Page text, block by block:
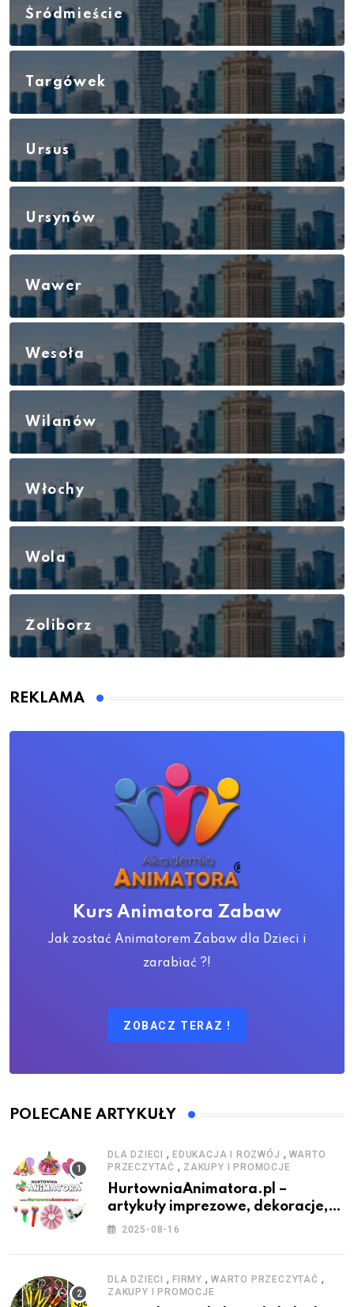
Śródmieście
Targówek
Ursus
Ursynów
Wawer
Wesoła
Wilanów
Włochy
Wola
Żoliborz
REKLAMA
Kurs Animatora Zabaw
Jak zostać Animatorem Zabaw dla Dzieci i
zarabiać ?!
ZOBACZ TERAZ !
POLECANE ARTYKUŁY
DLA DZIECI , EDUKACJA I ROZWÓJ , WARTO
PRZECZYTAĆ , ZAKUPY I PROMOCJE
HurtowniaAnimatora.pl –
artykuły imprezowe, dekoracje,
stroje i akcesoria dla animatorów
2025-08-16
DLA DZIECI , FIRMY , WARTO PRZECZYTAĆ ,
ZAKUPY I PROMOCJE